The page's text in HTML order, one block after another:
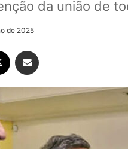
da união de
de 2025